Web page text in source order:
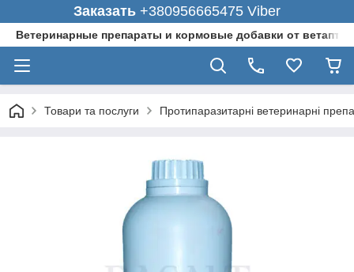
Заказать +380956665475 Viber
Ветеринарные препараты и кормовые добавки от
Товари та послуги Протипаразитарні ветеринарні